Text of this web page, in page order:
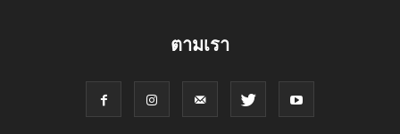
ตามเรา